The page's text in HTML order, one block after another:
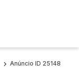
Anúncio ID 25148